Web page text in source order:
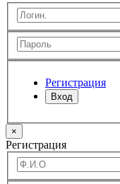
Регистрация
Вход
×
Регистрация